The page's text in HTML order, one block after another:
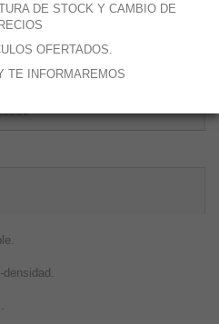
DE STOCK Y CAMBIO DE
OFERTADOS.
TE INFORMAREMOS